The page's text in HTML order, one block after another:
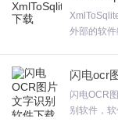
3、继续next选择
软件园下
外部的软
动的时候
下载体验。
闪电OCR
别软件，